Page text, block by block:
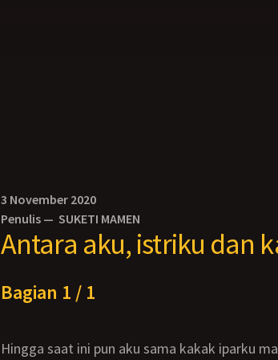
3 November 2020
Penulis — SUKETI MAMEN
Antara aku, istriku dan
Bagian 1 / 1
Hingga saat ini pun aku sama kakak iparku masih sering melakukan hubungan intim